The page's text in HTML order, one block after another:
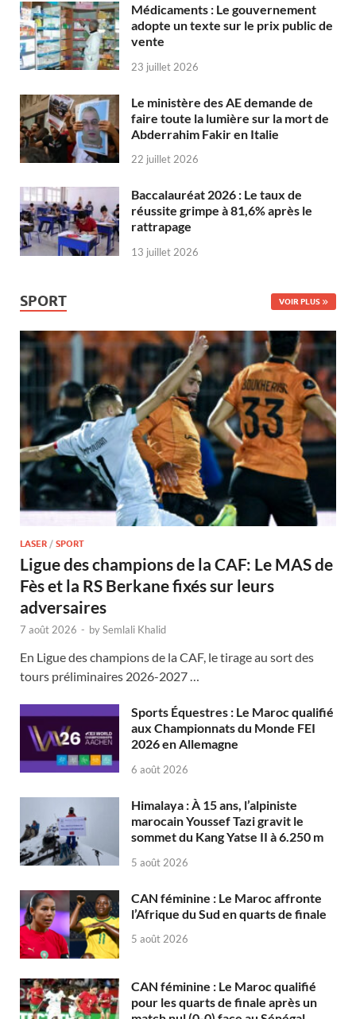
Médicaments : Le gouvernement
adopte un texte sur le prix public de
vente
23 juillet 2026
Le ministère des AE demande de
faire toute la lumière sur la mort de
Abderrahim Fakir en Italie
22 juillet 2026
Baccalauréat 2026 : Le taux de
réussite grimpe à 81,6% après le
rattrapage
13 juillet 2026
SPORT VOIR PLUS
LASER / SPORT
Ligue des champions de la CAF: Le MAS de
Fès et la RS Berkane fixés sur leurs
adversaires
7 août 2026 - bySemlali Khalid
En Ligue des champions de la CAF, le tirage au sort des
tours préliminaires 2026-2027 …
Sports Équestres : Le Maroc qualifié
aux Championnats du Monde FEI
2026 en Allemagne
6 août 2026
Himalaya : À 15 ans, l’alpiniste
marocain Youssef Tazi gravit le
sommet du Kang Yatse II à 6.250 m
5 août 2026
CAN féminine : Le Maroc affronte
l’Afrique du Sud en quarts de finale
5 août 2026
CAN féminine : Le Maroc qualifié
pour les quarts de finale après un